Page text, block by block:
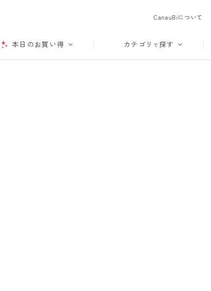
CanauBiについて
本日のお買い得 カテゴリ で探す